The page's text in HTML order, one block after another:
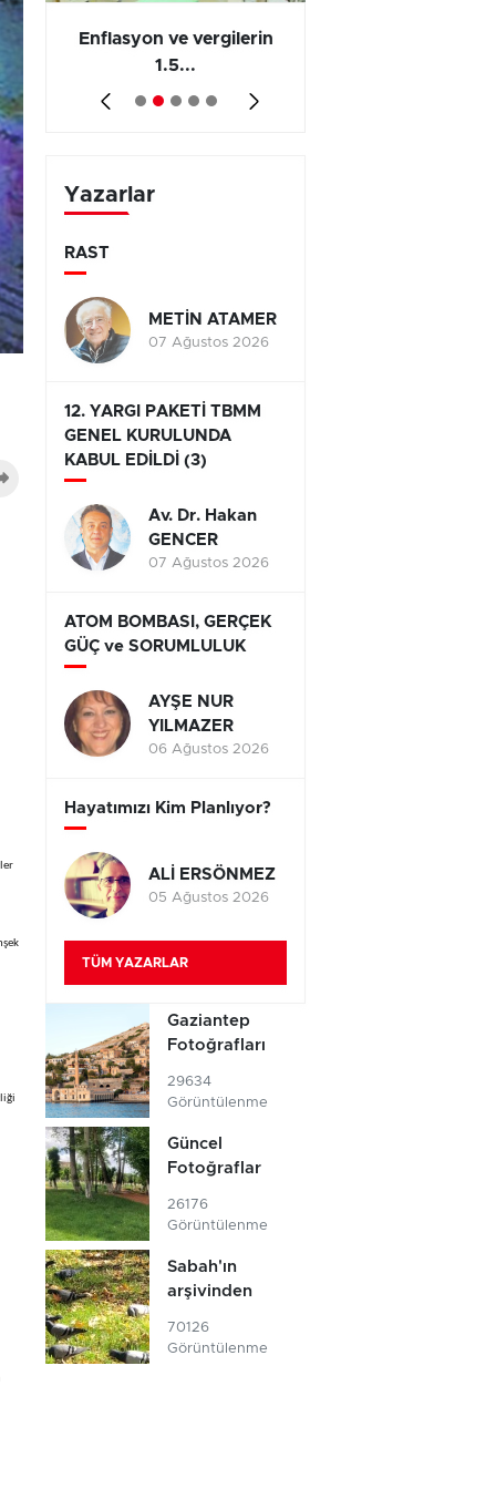
Enflasyon ve vergilerin
1.5...
Yazarlar
RAST
METİN ATAMER
07 Ağustos 2026
12. YARGI PAKETİ TBMM
GENEL KURULUNDA
KABUL EDİLDİ (3)
Av. Dr. Hakan
GENCER
07 Ağustos 2026
ATOM BOMBASI, GERÇEK
GÜÇ ve SORUMLULUK
AYŞE NUR
YILMAZER
06 Ağustos 2026
Hayatımızı Kim Planlıyor?
ALİ ERSÖNMEZ
05 Ağustos 2026
TÜM YAZARLAR
Gaziantep
Fotoğrafları
29634
Görüntülenme
Güncel
Fotoğraflar
26176
Görüntülenme
Sabah'ın
arşivinden
70126
Görüntülenme